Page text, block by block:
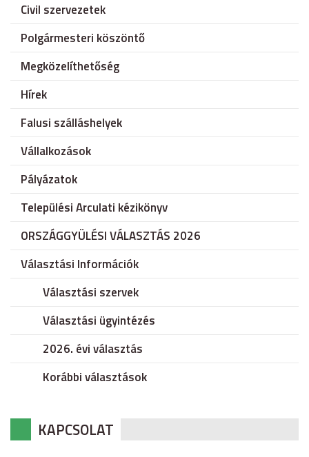
Civil szervezetek
Polgármesteri köszöntő
Megközelíthetőség
Hírek
Falusi szálláshelyek
Vállalkozások
Pályázatok
Települési Arculati kézikönyv
ORSZÁGGYÜLÉSI VÁLASZTÁS 2026
Választási Információk
Választási szervek
Választási ügyintézés
2026. évi választás
Korábbi választások
KAPCSOLAT